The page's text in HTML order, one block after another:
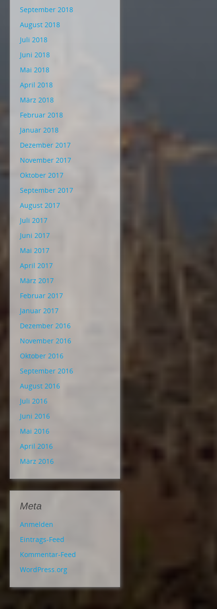
September 2018
August 2018
Juli 2018
Juni 2018
Mai 2018
April 2018
März 2018
Februar 2018
Januar 2018
Dezember 2017
November 2017
Oktober 2017
September 2017
August 2017
Juli 2017
Juni 2017
Mai 2017
April 2017
März 2017
Februar 2017
Januar 2017
Dezember 2016
November 2016
Oktober 2016
September 2016
August 2016
Juli 2016
Juni 2016
Mai 2016
April 2016
März 2016
Meta
Anmelden
Eintrags-Feed
Kommentar-Feed
WordPress.org